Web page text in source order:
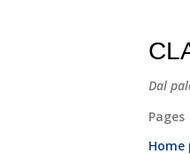
Dal
Pages
Home